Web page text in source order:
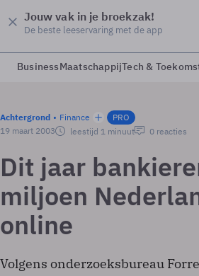
Jouw vak in je broekzak!
De beste leeservaring met de app
BusinessMaatschappijTech &
Achtergrond Finance
PRO
19 maart 2003
leestijd 1 minuut 0 reacties
Dit jaar
miljoen
online
Volgens onderzoeksbureau